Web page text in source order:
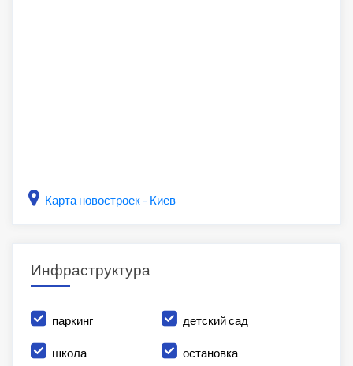
Карта новостроек - Киев
Инфраструктура
паркинг детский сад
школа остановка